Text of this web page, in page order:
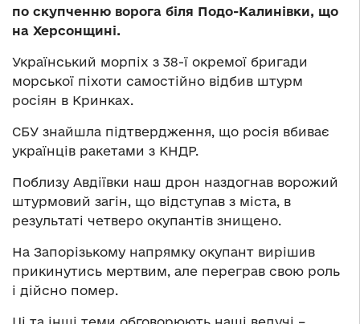
по скупченню ворога біля Подо-Калинівки, що
на Херсонщині.
Український морпіх з 38-ї окремої бригади
морської піхоти самостійно відбив штурм
росіян в Кринках.
СБУ знайшла підтвердження, що росія вбиває
українців ракетами з КНДР.
Поблизу Авдіївки наш дрон наздогнав ворожий
штурмовий загін, що відступав з міста, в
результаті четверо окупантів знищено.
На Запорізькому напрямку окупант вирішив
прикинутись мертвим, але переграв свою роль
і дійсно помер.